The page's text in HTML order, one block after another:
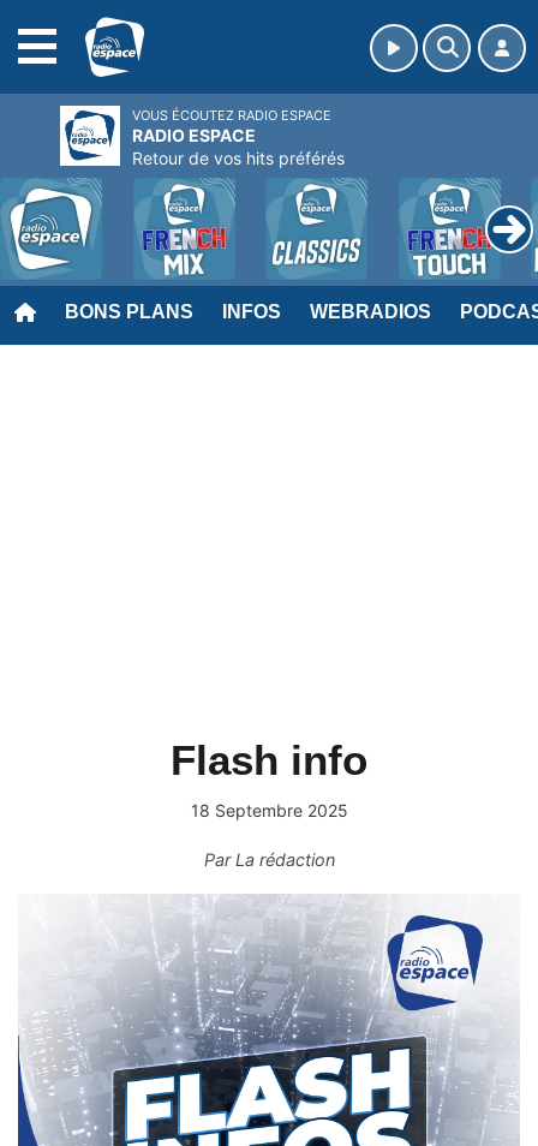
BONS PLANS INFOS WEBRADIOS
Flash info
18 Septembre 2025
ParLa rédaction
VOUS ÉCOUTEZ RADIO ESPACE
RADIO ESPACE
Retour de vos hits préférés